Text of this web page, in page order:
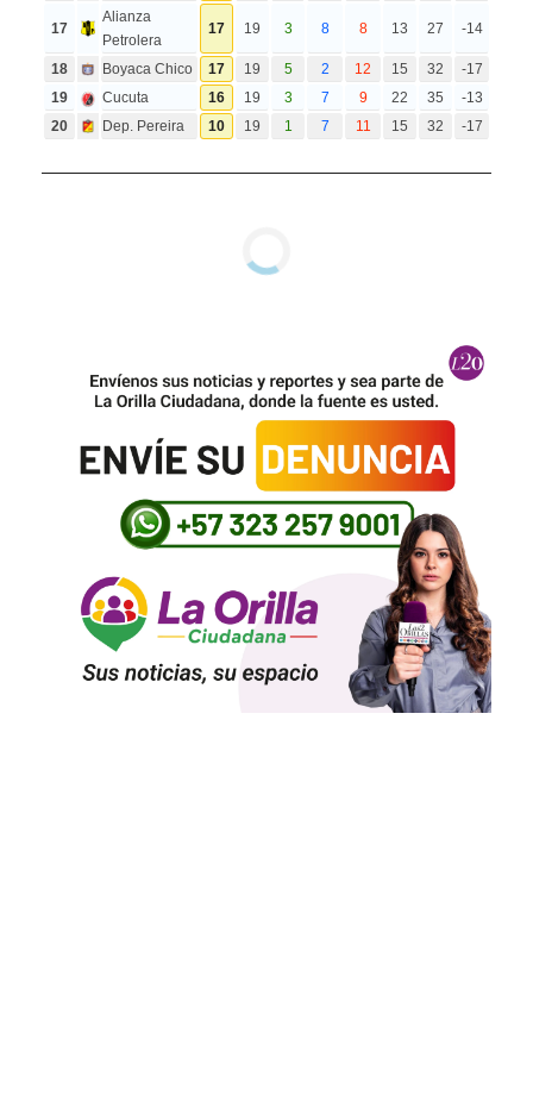
17
Alianza
Petrolera
17 19 3 8 8 13 27 -14
18 Boyaca Chico 17 19 5 2 12 15 32
-17
19
Cucuta 16 19 3 7 9 22 35
-13
20
Dep. Pereira 10 19 1 7 11 15 32 -17